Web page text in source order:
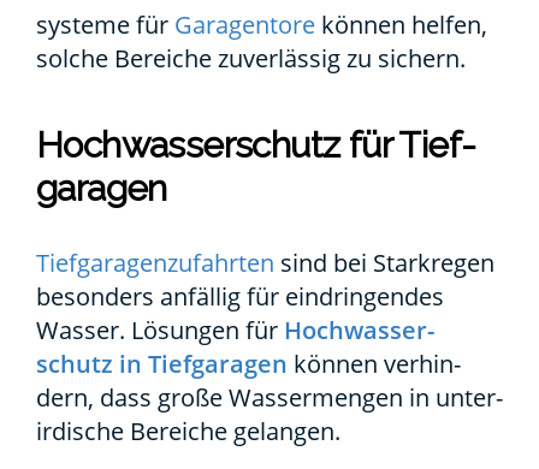
sys­te­me für Gara­gen­to­re kön­nen hel­fen,
sol­che Berei­che zuver­läs­sig zu sichern.
Hoch­was­ser­schutz für Tief­
ga­ra­gen
Tief­ga­ra­gen­zu­fahr­ten sind bei Stark­re­gen
beson­ders anfäl­lig für ein­drin­gen­des
Was­ser. Lösun­gen für Hoch­was­ser­
schutz in Tief­ga­ra­gen kön­nen ver­hin­
dern, dass gro­ße Was­ser­men­gen in unter­
ir­di­sche Berei­che gelan­gen.